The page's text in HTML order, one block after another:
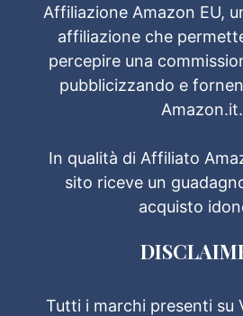
Affiliazione Amazon EU,
affiliazione che
percepire una
pubblicizzando e
Amazon.it.
In qualità di Affiliato
sito riceve un
acquisto
Tutti i marchi presenti su